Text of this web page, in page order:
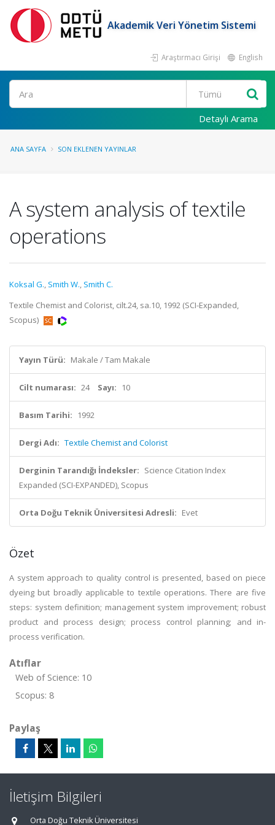
Akademik Veri Yönetim Sistemi
Araştırmacı Girişi English
Ara
Detaylı Arama
ANA SAYFA SON EKLENEN YAYINLAR
A system analysis of textile
operations
Koksal G., Smith W., Smith C.
Textile Chemist and Colorist, cilt.24, sa.10, 1992 (SCI-Expanded,
Scopus)
Yayın Türü: Makale / Tam Makale
Cilt numarası: 24 Sayı: 10
Basım Tarihi: 1992
Dergi Adı: Textile Chemist and Colorist
Derginin Tarandığı İndeksler: Science Citation Index
Expanded (SCI-EXPANDED), Scopus
Orta Doğu Teknik Üniversitesi Adresli: Evet
Özet
A system approach to quality control is presented, based on piece
dyeing but broadly applicable to textile operations. There are five
steps: system definition; management system improvement; robust
product and process design; process control planning; and in-
process verification.
Atıflar
Web of Science: 10
Scopus: 8
Paylaş
İletişim Bilgileri
Orta Doğu Teknik Üniversitesi